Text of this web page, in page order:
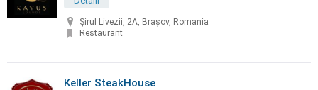
Șirul Livezii, 2A, Brașov, Romania
Restaurant
Keller SteakHouse